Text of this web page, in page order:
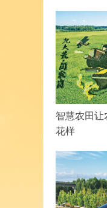
智慧农田
花样